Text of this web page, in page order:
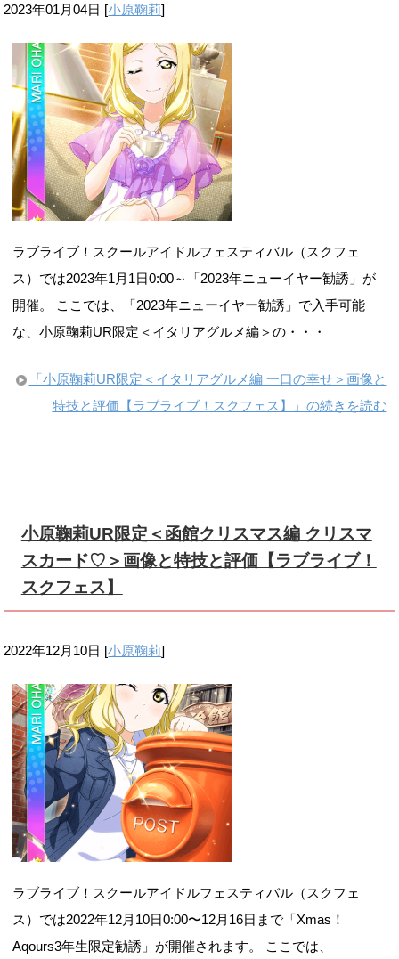
2023年01月04日 [小原鞠莉]
ラブライブ！スクールアイドルフェスティバル（スクフェ
ス）では2023年1月1日0:00～「2023年ニューイヤー勧誘」が
開催。 ここでは、「2023年ニューイヤー勧誘」で入手可能
な、小原鞠莉UR限定＜イタリアグルメ編＞の・・・
「小原鞠莉UR限定＜イタリアグルメ編 一口の幸せ＞画像と
特技と評価【ラブライブ！スクフェス】」の続きを読む
小原鞠莉UR限定＜函館クリスマス編 クリスマ
スカード♡＞画像と特技と評価【ラブライブ！
スクフェス】
2022年12月10日 [小原鞠莉]
ラブライブ！スクールアイドルフェスティバル（スクフェ
ス）では2022年12月10日0:00〜12月16日まで「Xmas！
Aqours3年生限定勧誘」が開催されます。 ここでは、